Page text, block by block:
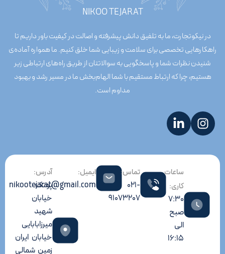
NIKOO TEJARAT
در نیکوتجارت، ما به تلفیق دانش پیشرفته و اصالت در کیفیت باور داریم تا
راهکارهایی تخصصی برای سلامت و زیبایی شما خلق کنیم. ما همواره آماده‌ی
شنیدن نظرات شما و پاسخگویی به سوالاتتان از طریق راه‌های ارتباطی زیر
هستیم، چرا که ارتباط مستقیم با شما الهام‌بخش ما در مسیر رشد و بهبود
مداوم است.
آدرس:
پونک
خیابان
شهید
میرزابابایی
خیابان ایران
زمین شمالی
ایمیل:
nikootejarat@gmail.com
تماس:
021-
91073207
ساعات
کاری:
7:30
صبح
الی
16:15